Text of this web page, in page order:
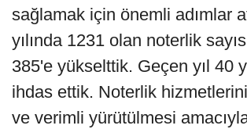
sağlamak için önemli adımlar
yılında 1231 olan noterlik
385'e yükselttik. Geçen yıl 40
ihdas ettik. Noterlik
ve verimli yürütülmesi